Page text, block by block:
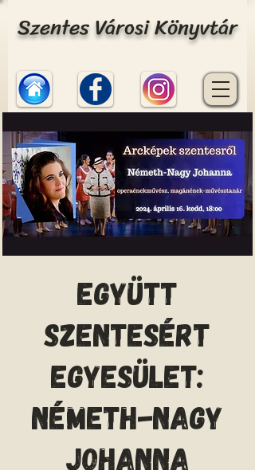
Szentes Városi Könyvtár
Együtt
Szentesért
Egyesület:
Németh-Nagy
Johanna